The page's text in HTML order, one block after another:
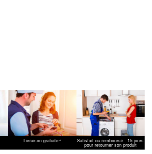
Livraison gratuite* Satisfait ou remboursé : 15 jours
pour retourner son produit